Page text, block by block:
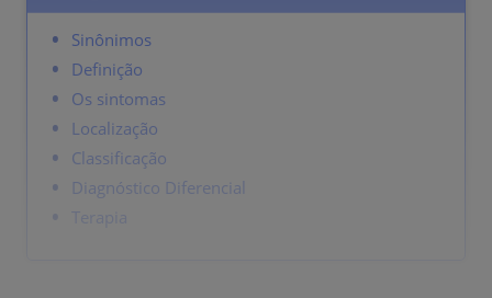
Sinônimos
Definição
Os sintomas
Localização
Classificação
Diagnóstico Diferencial
Terapia